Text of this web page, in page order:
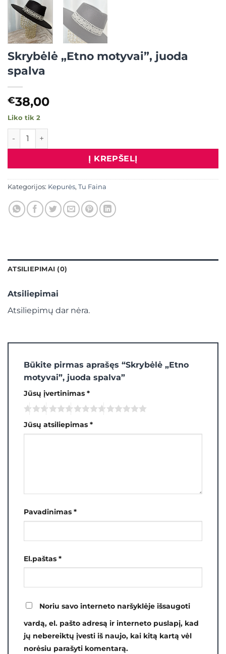
Skrybėlė „Etno motyvai”, juoda
spalva
€38,00
Liko tik 2
produkto kiekis: Skrybėlė "Etno motyvai", juoda spalva
Į KREPŠELĮ
Kategorijos: Kepurės, Tu Faina
ATSILIEPIMAI (0)
Atsiliepimai
Atsiliepimų dar nėra.
Būkite pirmas aprašęs “Skrybėlė „Etno
motyvai”, juoda spalva”
Jūsų įvertinimas *
Jūsų atsiliepimas *
Pavadinimas *
El.paštas *
Noriu savo interneto naršyklėje išsaugoti
vardą, el. pašto adresą ir interneto puslapį, kad
jų nebereiktų įvesti iš naujo, kai kitą kartą vėl
norėsiu parašyti komentarą.